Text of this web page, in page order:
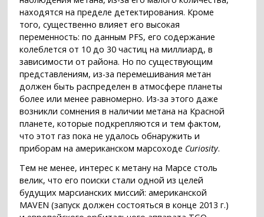
находятся на пределе детектирования. Кроме
того, существенно влияет его высокая
переменность: по данным PFS, его содержание
колеблется от 10 до 30 частиц на миллиард, в
зависимости от района. Но по существующим
представлениям, из-за перемешивания метан
должен быть распределен в атмосфере планеты
более или менее равномерно. Из-за этого даже
возникли сомнения в наличии метана на Красной
планете, которые подкрепляются и тем фактом,
что этот газ пока не удалось обнаружить и
приборам на американском марсоходе Curiosity.
Тем не менее, интерес к метану на Марсе столь
велик, что его поиски стали одной из целей
будущих марсианских миссий: американской
MAVEN (запуск должен состояться в конце 2013 г.)